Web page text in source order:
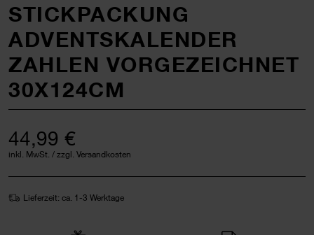
STICKPACKUNG
ADVENTSKALENDER
ZAHLEN VORGEZEICHNET
30X124CM
44,99 €
inkl. MwSt. / zzgl. Versandkosten
Lieferzeit: ca. 1-3 Werktage